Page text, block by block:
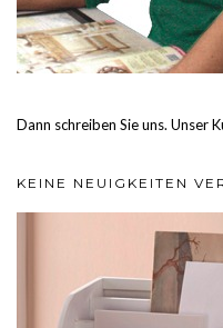
Dann schreiben Sie uns. Unser
KEINE NEUIGKEITEN